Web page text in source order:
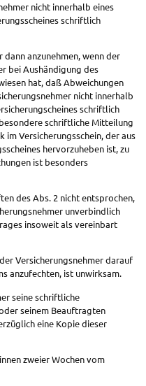
nicht innerhalb eines
schriftlich
dann anzunehmen, wenn der
bei Aushändigung des
hat, daß Abweichungen
nicht innerhalb
schriftlich
schriftliche Mitteilung
Versicherungsschein, der aus
hervorzuheben ist, zu
ist besonders
des Abs. 2 nicht entsprochen,
unverbindlich
insoweit als vereinbart
Versicherungsnehmer darauf
anzufechten, ist unwirksam.
seine schriftliche
seinem Beauftragten
eine Kopie dieser
zweier Wochen vom